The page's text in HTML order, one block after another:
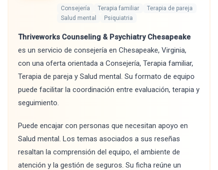
Consejería Terapia familiar
Terapia de pareja
Salud mental
Psiquiatria
Thriveworks Counseling & Psychiatry Chesapeake
es un servicio de consejería en Chesapeake, Virginia,
con una oferta orientada a Consejería, Terapia familiar,
Terapia de pareja y Salud mental. Su formato de equipo
puede facilitar la coordinación entre evaluación, terapia y
seguimiento.
Puede encajar con personas que necesitan apoyo en
Salud mental. Los temas asociados a sus reseñas
resaltan la comprensión del equipo, el ambiente de
atención y la gestión de seguros. Su ficha reúne un